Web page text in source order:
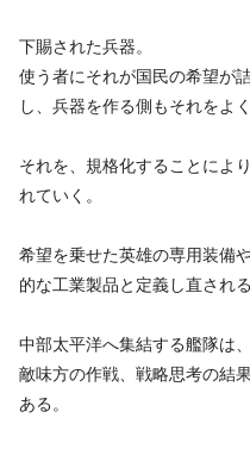
下賜された兵器。
使う者にそれが国民の希望が
し、兵器を作る側もそれをよ
それを、規格化することによ
れていく。
希望を乗せた英雄の専用装備
的な工業製品と定義し直される
中部太平洋へ集結する艦隊は
敵味方の作戦、戦略思考の結
ある。